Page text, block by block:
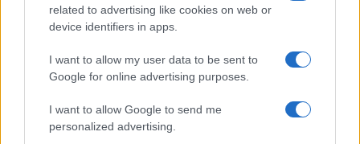
related to advertising like cookies on web or
device identifiers in apps.
I want to allow my user data to be sent to
Google for online advertising purposes.
I want to allow Google to send me
personalized advertising.